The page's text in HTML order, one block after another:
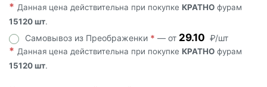
* Данная цена действительна при покупке КРАТНО фурам
15120 шт.
Самовывоз из Преображенки * — от 29.10 ₽/шт
* Данная цена действительна при покупке КРАТНО фурам
15120 шт.